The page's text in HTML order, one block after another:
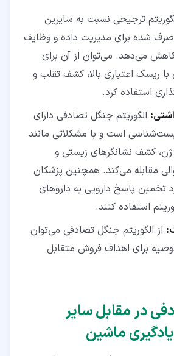
ترجیحی نسبت به سایرین
صرف شده برای مدیریت داده و وظایف
می‌دهد. می‌توان از آن برای
با ریسک اعتباری بالا، کشف تقلب و
استفاده کرد.
الگوریتم جنگل تصادفی دارای
است و با مشکلاتی مانند
کشف نشانگرهای زیستی و
مقابله می‌کند. همچنین پزشکان
تخمین پاسخ دارویی به داروهای
استفاده کنند.
از الگوریتم جنگل تصادفی می‌توان
برای اهداف فروش متقابل
در مقابل سایر
ماشین